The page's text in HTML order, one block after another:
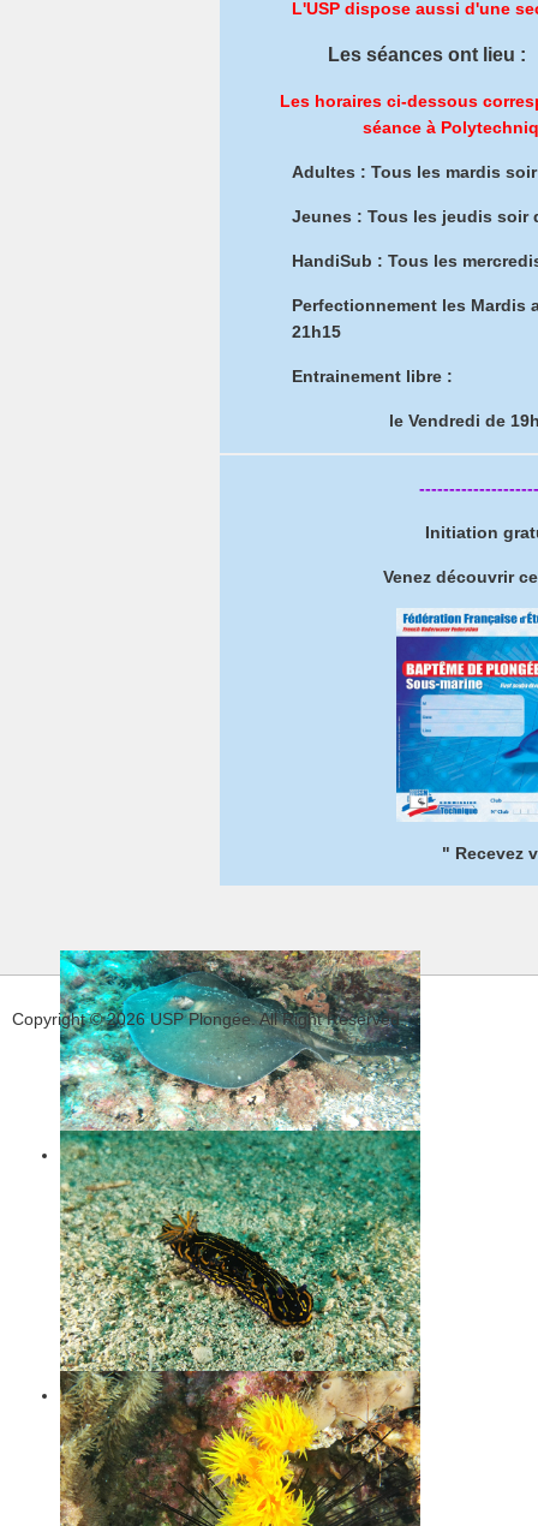
L'USP dispose aussi d'une
Les séances ont lieu :
Les horaires ci-dessous
séance à
Adultes : Tous les mardis
Jeunes : Tous les jeudis soir
HandiSub : Tous les
Perfectionnement les Mardis
21h15
Entrainement libre :
le Vendredi de
Initiation
Venez découvrir
" Recevez
Copyright © 2026 USP Plongée. All Right Reserved.